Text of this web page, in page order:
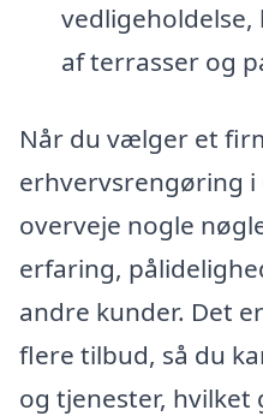
af terrasser og
Når du vælger et
erhvervsrengøring
overveje nogle
erfaring,
andre kunder. Det
flere tilbud, så du
og tjenester,